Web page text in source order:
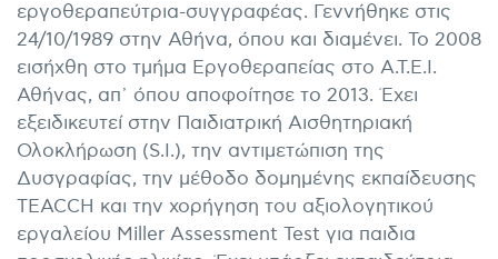
εργοθεραπεύτρια-συγγραφέας. Γεννήθηκε στις
24/10/1989 στην Αθήνα, όπου και διαμένει. Το 2008
εισήχθη στο τμήμα Εργοθεραπείας στο Α.Τ.Ε.Ι.
Αθήνας, απ᾽ όπου αποφοίτησε το 2013. Έχει
εξειδικευτεί στην Παιδιατρική Αισθητηριακή
Ολοκλήρωση (S.I.), την αντιμετώπιση της
Δυσγραφίας, την μέθοδο δομημένης εκπαίδευσης
TEACCH και την χορήγηση του αξιολογητικού
εργαλείου Miller Assessment Test για παιδια